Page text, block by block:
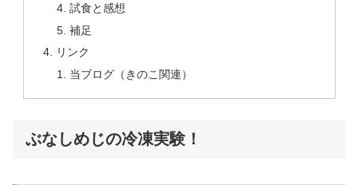
試食と感想
補足
リンク
当ブログ（きのこ関連）
ぶなしめじの冷凍実験！